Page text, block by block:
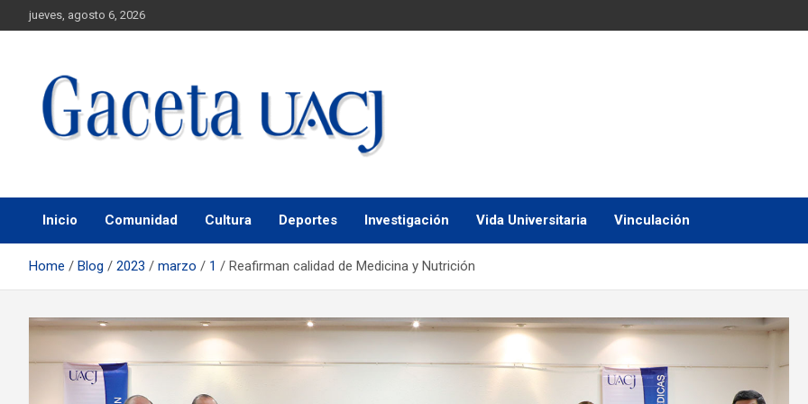
jueves, agosto 6, 2026
Gaceta UACJ
Inicio Comunidad Cultura Deportes Investigación Vida Universitaria Vinculación
Home Blog 2023 marzo 1 Reafirman calidad de Medicina y Nutrición